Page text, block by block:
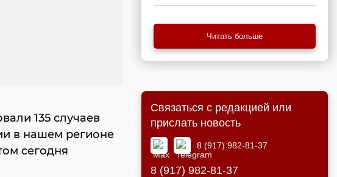
135 случаев
в нашем регионе
сегодня
Читать больше
Связаться с редакцией или
прислать новость
8 (917) 982-81-37
8 (917) 982-81-37